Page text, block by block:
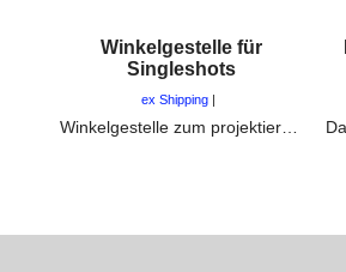
Winkelgestelle für
Singleshots
ex Shipping